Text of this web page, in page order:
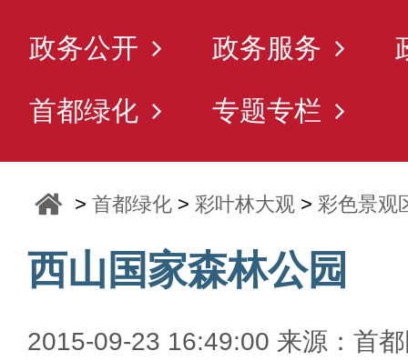
政务公开 政务服务
首都绿化 专题专栏
>首都绿化 >彩叶林大观 >彩色景观
西山国家森林公园
2015-09-23 16:49:00 来源：首